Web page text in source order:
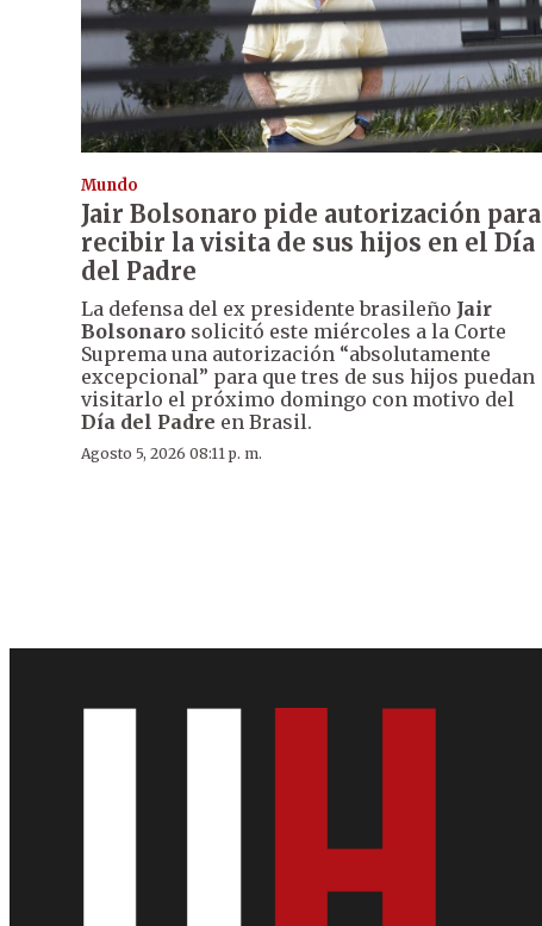
Mundo
Jair Bolsonaro pide autorización para
recibir la visita de sus hijos en el Día
del Padre
La defensa del ex presidente brasileño Jair
Bolsonaro solicitó este miércoles a la Corte
Suprema una autorización “absolutamente
excepcional” para que tres de sus hijos puedan
visitarlo el próximo domingo con motivo del
Día del Padre en Brasil.
Agosto 5, 2026 08:11 p. m.